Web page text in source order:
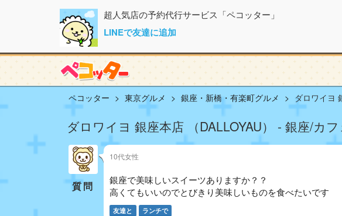
超人気店の予約代行サービス「ペコッター」
LINEで友達に追加
ペコッター 東京グルメ 銀座・新橋・有楽町グルメ ダロワイヨ
ダロワイヨ 銀座本店 （DALLOYAU） - 銀座/カ
質問
10代女性
銀座で美味しいスイーツありますか？？
高くてもいいのでとびきり美味しいものを食べたいです
友達と ランチで